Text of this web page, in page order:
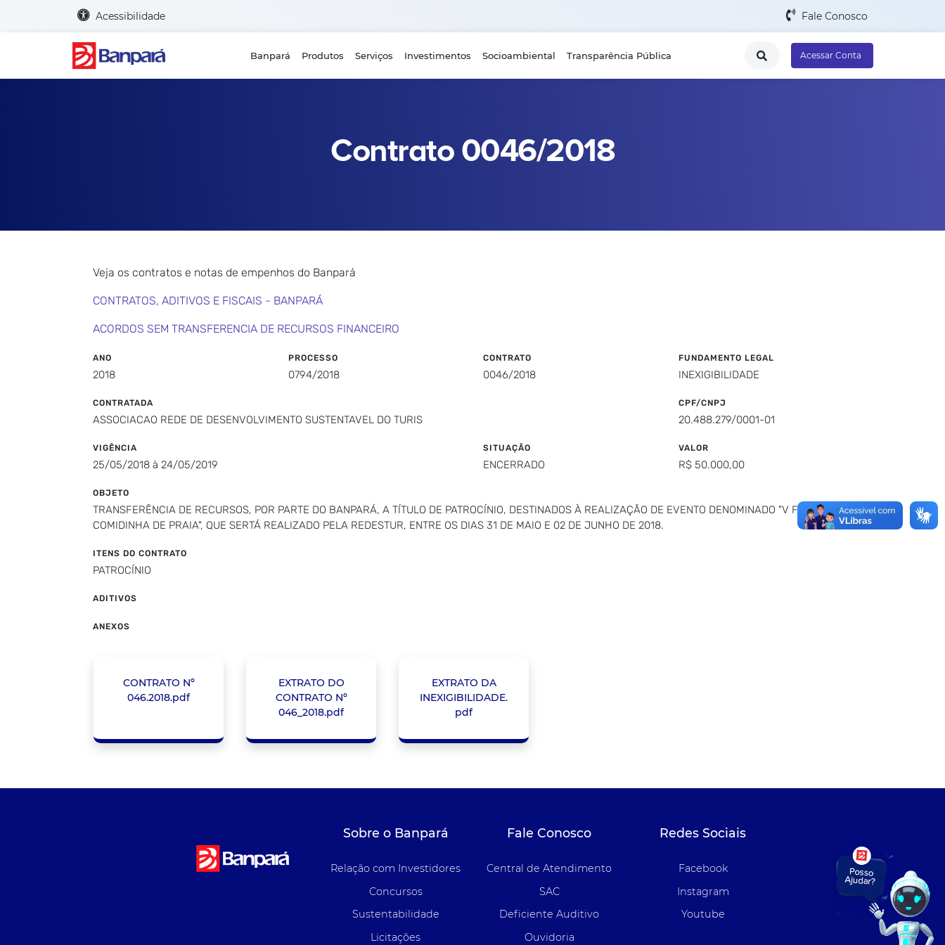
Acessibilidade Fale Conosco
Banpará Produtos Serviços Investimentos Socioambiental Transparência Pública Acessar Conta
Contrato 0046/2018
Veja os contratos e notas de empenhos do Banpará
CONTRATOS, ADITIVOS E FISCAIS - BANPARÁ
ACORDOS SEM TRANSFERENCIA DE RECURSOS FINANCEIRO
ANO
2018
PROCESSO
0794/2018
CONTRATO
0046/2018
FUNDAMENTO LEGAL
INEXIGIBILIDADE
CONTRATADA
ASSOCIACAO REDE DE DESENVOLVIMENTO SUSTENTAVEL DO TURIS
CPF/CNPJ
20.488.279/0001-01
VIGÊNCIA
25/05/2018 à 24/05/2019
SITUAÇÃO
ENCERRADO
VALOR
R$ 50.000,00
OBJETO
TRANSFERÊNCIA DE RECURSOS, POR PARTE DO BANPARÁ, A TÍTULO DE PATROCÍNIO, DESTINADOS À REALIZAÇÃO DE EVENTO DENOMINADO "V FESTIVAL
COMIDINHA DE PRAIA", QUE SERTÁ REALIZADO PELA REDESTUR, ENTRE OS DIAS 31 DE MAIO E 02 DE JUNHO DE 2018.
ITENS DO CONTRATO
PATROCÍNIO
ADITIVOS
ANEXOS
CONTRATO Nº
046.2018.pdf
EXTRATO DO
CONTRATO Nº
046_2018.pdf
EXTRATO DA
INEXIGIBILIDADE.
pdf
Sobre o Banpará
Relação com Investidores
Concursos
Sustentabilidade
Licitações
Fale Conosco
Central de Atendimento
SAC
Deficiente Auditivo
Ouvidoria
Redes Sociais
Facebook
Instagram
Youtube